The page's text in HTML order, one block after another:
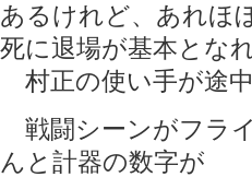
あるけれど、あれほ
死に退場が基本とな
村正の使い手が途
戦闘シーンがフラ
んと計器の数字が